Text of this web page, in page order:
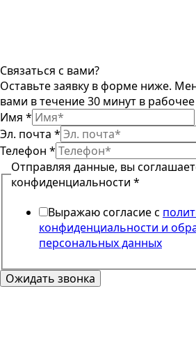
Связаться с вами?
Оставьте заявку в форме ниже.
вами в течение 30 минут в
соглашаетесь
Телефон
конфиденциальности
Имя *
Эл. почта *
Телефон *
Отправляя данные, вы
конфиденциальности *
Выражаю согласие с
конфиденциальности и
персональных данных
Ожидать звонка